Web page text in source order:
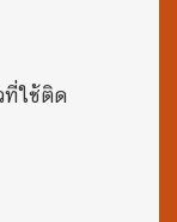
ที่ใช้ติด